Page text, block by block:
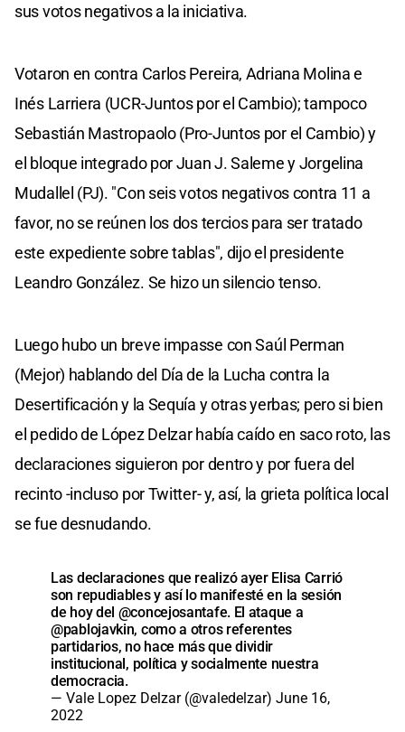
sus votos negativos a la iniciativa.
Votaron en contra Carlos Pereira, Adriana Molina e
Inés Larriera (UCR-Juntos por el Cambio); tampoco
Sebastián Mastropaolo (Pro-Juntos por el Cambio) y
el bloque integrado por Juan J. Saleme y Jorgelina
Mudallel (PJ). "Con seis votos negativos contra 11 a
favor, no se reúnen los dos tercios para ser tratado
este expediente sobre tablas", dijo el presidente
Leandro González. Se hizo un silencio tenso.
Luego hubo un breve impasse con Saúl Perman
(Mejor) hablando del Día de la Lucha contra la
Desertificación y la Sequía y otras yerbas; pero si bien
el pedido de López Delzar había caído en saco roto, las
declaraciones siguieron por dentro y por fuera del
recinto -incluso por Twitter- y, así, la grieta política local
se fue desnudando.
Las declaraciones que realizó ayer Elisa Carrió
son repudiables y así lo manifesté en la sesión
de hoy del @concejosantafe. El ataque a
@pablojavkin, como a otros referentes
partidarios, no hace más que dividir
institucional, política y socialmente nuestra
democracia.
— Vale Lopez Delzar (@valedelzar) June 16,
2022